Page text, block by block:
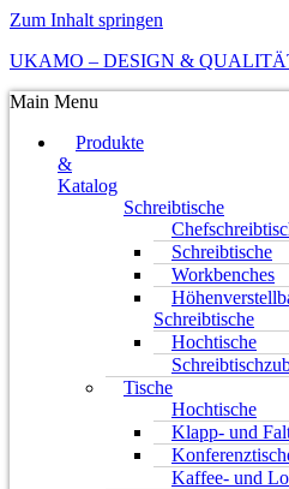
Zum Inhalt springen
UKAMO – DESIGN &
Main Menu
Produkte
&
Katalog
Schreibtische
Schreibtische
Workbenches
Schreibtische
Hochtische
Tische
Hochtische
Klapp- und
Kaffee- und